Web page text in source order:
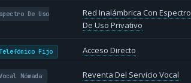
De Uso
Red Inalámbrica Con Espectro
De Uso Privativo
Fijo Acceso Directo
Nómada
Reventa Del Servicio Vocal